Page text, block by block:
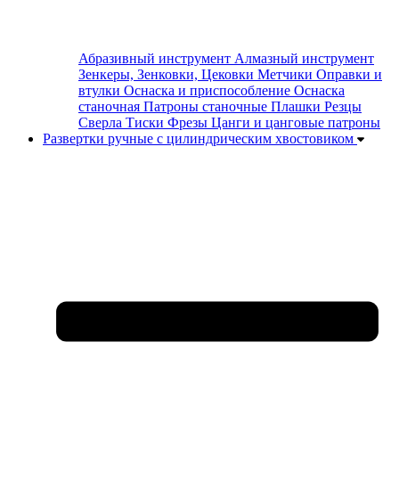
Абразивный инструмент Алмазный инструмент
Зенкеры, Зенковки, Цековки Метчики Оправки и
втулки Оснаска и приспособление Оснаска
станочная Патроны станочные Плашки Резцы
Сверла Тиски Фрезы Цанги и цанговые патроны
Развертки ручные с цилиндрическим хвостовиком